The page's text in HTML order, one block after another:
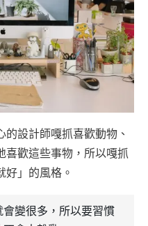
設計師嘎抓喜歡動物、
喜歡這些事物，所以嘎抓
好」的風格。
變很多，所以要習慣